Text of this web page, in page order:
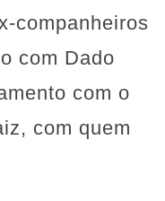
companheiros
com Dado
com o
com quem